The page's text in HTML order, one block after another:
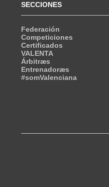
SECCIONES
Federación
Competiciones
Certificados
VALENTA
Árbitræs
Entrenadoræs
#somValenciana